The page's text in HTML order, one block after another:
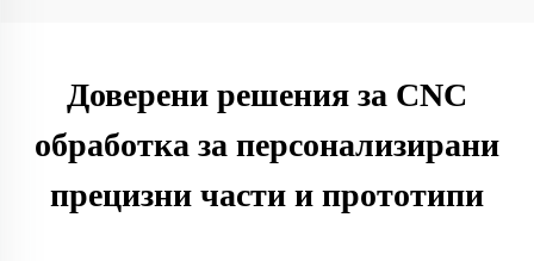
Доверени решения за CNC
обработка за персонализирани
прецизни части и прототипи